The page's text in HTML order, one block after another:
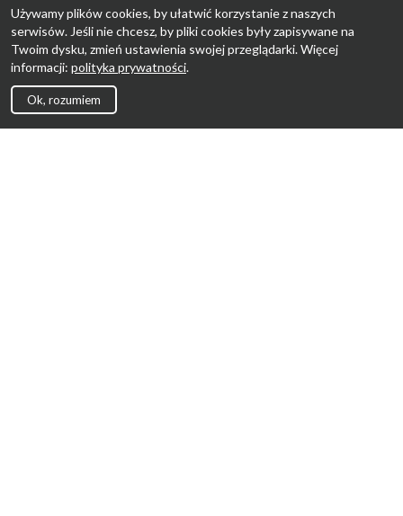
Używamy plików cookies, by ułatwić korzystanie z naszych
serwisów. Jeśli nie chcesz, by pliki cookies były zapisywane na
Twoim dysku, zmień ustawienia swojej przeglądarki. Więcej
informacji: polityka prywatności.
Ok, rozumiem